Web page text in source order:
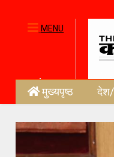
MENU
मुख्यपृष्ठ देश/